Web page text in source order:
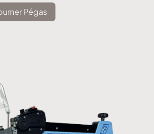
Pégas